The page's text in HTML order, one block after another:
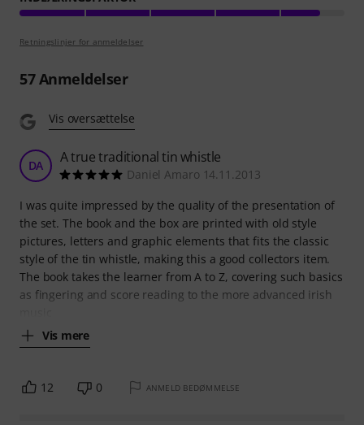
Retningslinjer for anmeldelser
57Anmeldelser
Vis oversættelse
DA A true traditional tin whistle
Daniel Amaro 14.11.2013
I was quite impressed by the quality of the presentation of
the set. The book and the box are printed with old style
pictures, letters and graphic elements that fits the classic
style of the tin whistle, making this a good collectors item.
The book takes the learner from A to Z, covering such basics
as fingering and score reading to the more advanced irish
Vis mere
12 0 ANMELD BEDØMMELSE